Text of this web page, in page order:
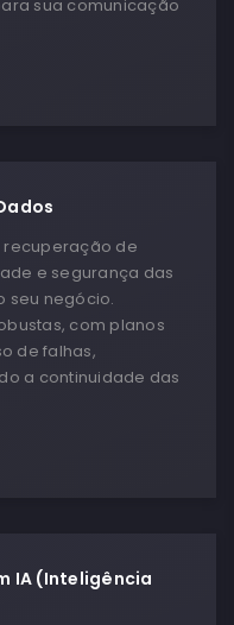
sua comunicação
recuperação de
e segurança das
seu negócio.
com planos
de falhas,
a continuidade das
IA (Inteligência